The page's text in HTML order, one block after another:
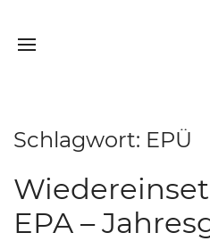
Schlagwort: EPÜ
EPA –